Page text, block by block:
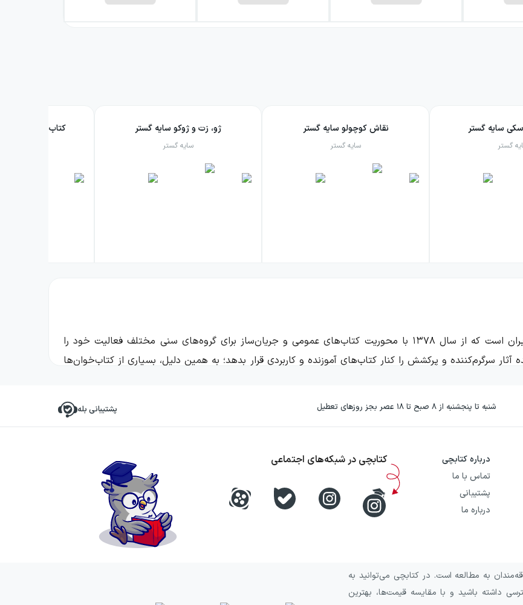
سایه گستر
گستر
نقاش کوچولو سایه گستر
سایه گستر
ژو، زت و ژوکو سایه گستر
سایه گستر
کتاب‌های توت
نشر سایه گستر از ناشرهای شناخته‌شده در بازار کتاب ایران است که از سال ۱۳۷۸ با محوریت کتاب‌های عمومی و جریان‌ساز برای گروه‌های سنی مختلف فعالیت خود را
سرگرم‌کننده و پرکشش را کنار کتاب‌های آموزنده و کاربردی قرار بدهد؛ به همین دلیل، بسیاری از کتاب‌خوان‌ها
متنوع دارد.
و فعالیت آن با مدیریت حسین مافی در شهر قزوین شکل گرفت. در سال‌های بعد، این ناشر با گسترش برنامه‌های چاپ و توزیع،
کودک و نوجوان و همچنین دوستداران کتاب‌های عمومی داشته باشد. استمرار انتشار آثار متنوع، از مسیرهای
مرتبط با فرهنگ دینی دیده می‌شود.
شنبه تا پنجشنبه از ۸ صبح تا ۱۸ عصر بجز روزهای تعطیل پشتیبانی بله
درباره کتابچی
تماس با ما
پشتیبانی
درباره ما
کتابچی در شبکه‌های اجتماعی
به مطالعه است. در کتابچی می‌توانید به
داشته باشید و با مقایسه قیمت‌ها، بهترین